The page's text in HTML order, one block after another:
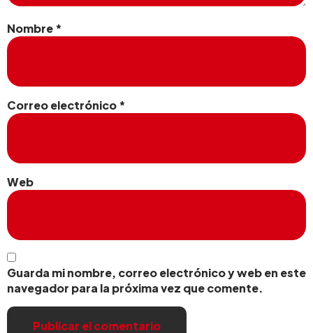
Nombre*
Correo electrónico*
Web
Guarda mi nombre, correo electrónico y web en este
navegador para la próxima vez que comente.